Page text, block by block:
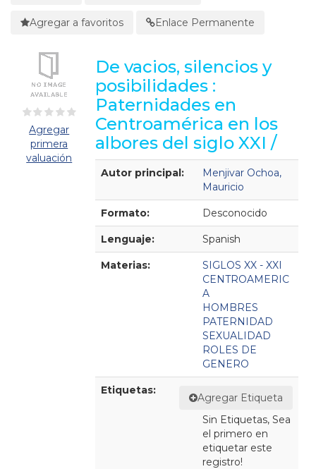
Agregar a favoritos Enlace Permanente
Agregar
primera
valuación
De vacios, silencios y
posibilidades :
Paternidades en
Centroamérica en los
albores del siglo XXI /
Detalles Bibliográficos
Autor principal:
Menjivar Ochoa,
Mauricio
Formato: Desconocido
Lenguaje: Spanish
Materias:
SIGLOS XX - XXI
CENTROAMERIC
A
HOMBRES
PATERNIDAD
SEXUALIDAD
ROLES DE
GENERO
Etiquetas:
Agregar Etiqueta
Sin Etiquetas, Sea
el primero en
etiquetar este
registro!